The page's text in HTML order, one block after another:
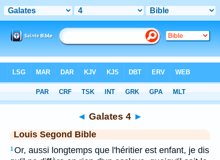
> Galates 4
◄ Galates 4 ►
Louis Segond Bible
1Or, aussi longtemps que l'héritier est enfant, je dis